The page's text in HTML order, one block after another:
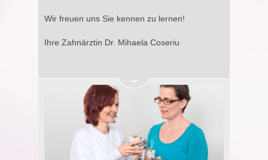
Wir freuen uns Sie kennen zu lernen!
Ihre Zahnärztin Dr. Mihaela Coseriu